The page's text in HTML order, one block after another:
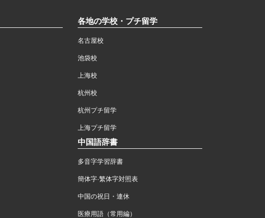
各地の学校・プチ留学
名古屋校
池袋校
上海校
杭州校
杭州プチ留学
上海プチ留学
中国語辞書
多音字学習辞書
簡体字·繁体字対照表
中国の祝日・連休
医療用語（常用編）